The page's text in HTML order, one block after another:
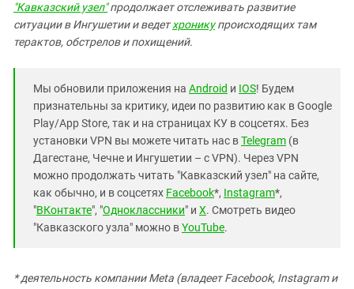
"Кавказский узел"продолжает отслеживать развитие
ситуации в Ингушетии и ведетхроникупроисходящих там
терактов, обстрелов и похищений.
Мы обновили приложения на Android и IOS! Будем
признательны за критику, идеи по развитию как в Google
Play/App Store, так и на страницах КУ в соцсетях. Без
установки VPN вы можете читать нас вTelegram (в
Дагестане, Чечне и Ингушетии – с VPN). Через VPN
можно продолжать читать "Кавказский узел" на сайте,
как обычно, и в соцсетях Facebook*, Instagram*,
"ВКонтакте", "Одноклассники" и X. Смотреть видео
"Кавказского узла" можно вYouTube.
* деятельность компании Meta (владеет Facebook, Instagram и